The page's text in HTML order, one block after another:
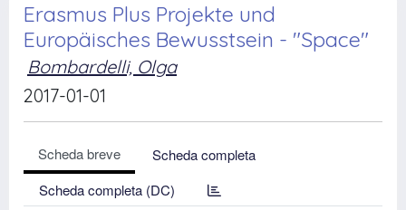
Erasmus Plus Projekte und
Europäisches Bewusstsein - "Space"
Bombardelli, Olga
2017-01-01
Scheda breve
Scheda completa
Scheda completa (DC)